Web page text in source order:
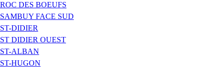
ROC DES BOEUFS
SAMBUY FACE SUD
ST-DIDIER
ST DIDIER OUEST
ST-ALBAN
ST-HUGON